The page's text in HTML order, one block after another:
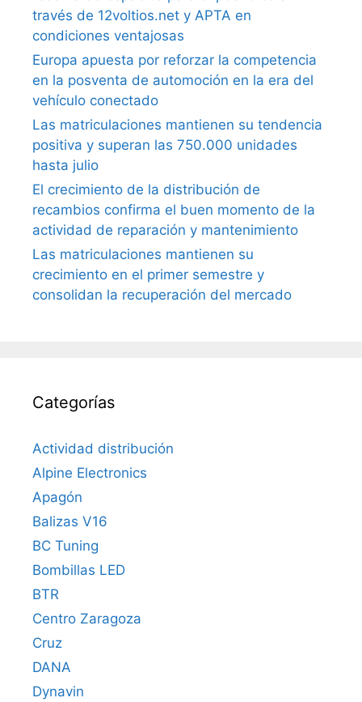
través de 12voltios.net y APTA en
condiciones ventajosas
Europa apuesta por reforzar la competencia
en la posventa de automoción en la era del
vehículo conectado
Las matriculaciones mantienen su tendencia
positiva y superan las 750.000 unidades
hasta julio
El crecimiento de la distribución de
recambios confirma el buen momento de la
actividad de reparación y mantenimiento
Las matriculaciones mantienen su
crecimiento en el primer semestre y
consolidan la recuperación del mercado
Categorías
Actividad distribución
Alpine Electronics
Apagón
Balizas V16
BC Tuning
Bombillas LED
BTR
Centro Zaragoza
Cruz
DANA
Dynavin